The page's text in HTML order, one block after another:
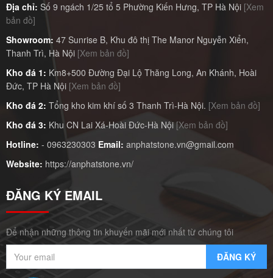
Địa chỉ: Số 9 ngách 1/25 tổ 5 Phường Kiến Hưng, TP Hà Nội [Xem
bản đồ]
Showroom: 47 Sunrise B, Khu đô thị The Manor Nguyễn Xiển,
Thanh Trì, Hà Nội [Xem bản đồ]
Kho đá 1: Km8+500 Đường Đại Lộ Thăng Long, An Khánh, Hoài
Đức, TP Hà Nội [Xem bản đồ]
Kho đá 2: Tổng kho kim khí số 3 Thanh Trì-Hà Nội. [Xem bản đồ]
Kho đá 3: Khu CN Lai Xá-Hoài Đức-Hà Nội [Xem bản đồ]
Hotline: - 0963230303 Email: anphatstone.vn@gmail.com
Website: https://anphatstone.vn/
ĐĂNG KÝ EMAIL
Để nhận những thông tin khuyến mãi mới nhất từ chúng tôi